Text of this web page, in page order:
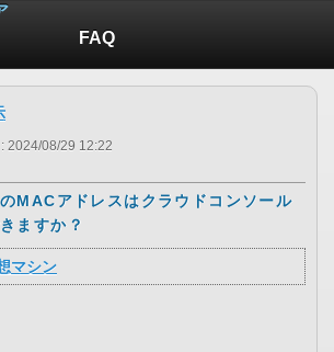
FAQ
2024/08/29 12:22
MACアドレスはクラウドコンソール
ますか？
マシン